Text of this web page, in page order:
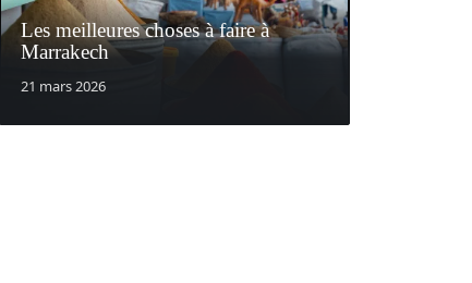
Les meilleures choses à faire à
Marrakech
21 mars 2026